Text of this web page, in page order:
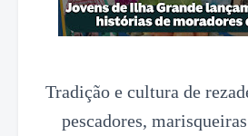
Tradição e cultura de
pescadores,